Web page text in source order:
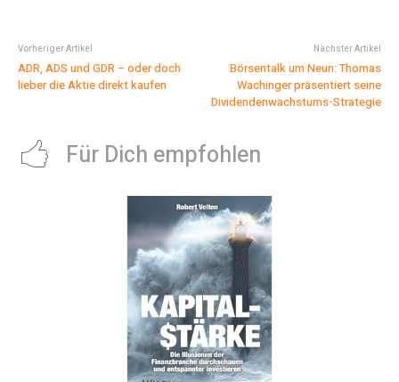
Vorheriger Artikel
ADR, ADS und GDR – oder doch
lieber die Aktie direkt kaufen
Nächster Artikel
Börsentalk um Neun: Thomas
Wachinger präsentiert seine
Dividendenwachstums-Strategie
Für Dich empfohlen